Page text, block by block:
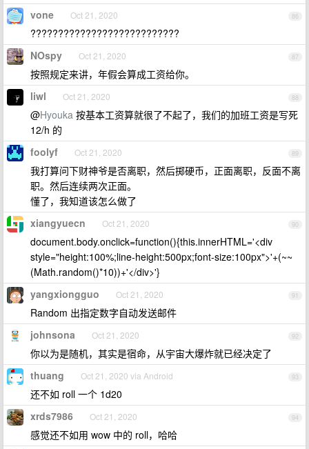
86
vone Oct 21, 2020
???????????????????????????
87
NOspy Oct 21, 2020
按照规定来讲，年假会算成工资给你。
88
liwl Oct 21, 2020
@Hyouka 按基本工资算就很了不起了，我们的加班工资是写死
12/h 的
89
foolyf Oct 21, 2020
我打算问下财神爷是否离职，然后掷硬币，正面离职，反面不离
职。然后连续两次正面。
懂了，我知道该怎么做了
90
xiangyuecn Oct 21, 2020
document.body.onclick=function(){this.innerHTML='<div
style="height:100%;line-height:500px;font-size:100px">'+(~~
(Math.random()*10))+'</div>'}
91
yangxiongguo Oct 21, 2020
Random 出指定数字自动发送邮件
92
johnsona Oct 21, 2020
你以为是随机，其实是宿命，从宇宙大爆炸就已经决定了
93
thuang Oct 21, 2020 via Android
还不如 roll 一个 1d20
94
xrds7986 Oct 21, 2020
感觉还不如用 wow 中的 roll，哈哈